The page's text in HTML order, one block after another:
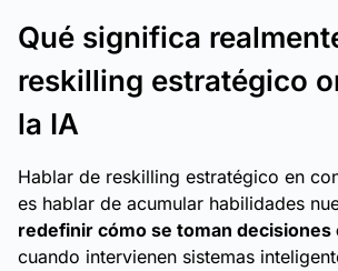
Qué significa
reskilling estratégico
la IA
Hablar de reskilling estratégico en
es hablar de acumular habilidades
redefinir cómo se toman decisiones
cuando intervienen sistemas